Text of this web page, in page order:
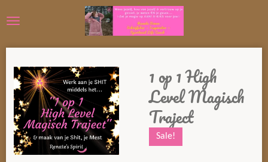
naar
hoofdinhoud
1 op 1 High
Level Magisch
Traject
Sale!